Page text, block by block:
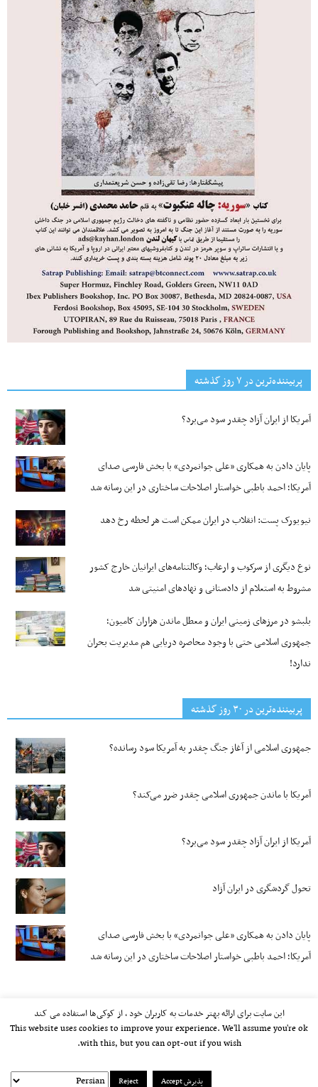
پربیننده‌ترین‌ در ۷ روز گذشته
آمریکا از ایران آزاد چقدر سود می‌برد؟
پایان دادن به همکاری «علی جوانمردی» با بخش فارسی صدای
آمریکا؛ احمد باطبی خواستار اصلاحات ساختاری در این رسانه شد
نیویورک پست: انقلاب در ایران ممکن است هر لحظه رخ دهد
نوع دیگری از سرکوب و ارعاب؛ وکالتنامه‌های ایرانیان خارج کشور
مشروط به استعلام از دادستانی و نهادهای امنیتی شد
بلبشو در مرزهای زمینی ایران و معطل ماندن هزاران کامیون؛
جمهوری اسلامی حتی با وجود محاصره دریایی هم مدیریت بحران
ندارد!
پربیننده‌ترین‌ در ۳۰ روز گذشته
جمهوری اسلامی از آغاز جنگ چقدر به آمریکا سود رسانده؟
آمریکا با ماندن جمهوری اسلامی چقدر ضرر می‌کند؟
آمریکا از ایران آزاد چقدر سود می‌برد؟
تحول گردشگری در ایران آزاد
پایان دادن به همکاری «علی جوانمردی» با بخش فارسی صدای
آمریکا؛ احمد باطبی خواستار اصلاحات ساختاری در این رسانه شد
این سایت برای ارائه بهتر خدمات به کاربران خود ، از کوکی‌ها استفاده می کند
This website uses cookies to improve your experience. We'll assume you're ok
with this, but you can opt-out if you wish.
پذیرش Accept Reject